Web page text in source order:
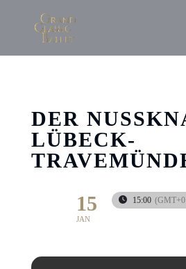
DER
LÜBECK-
15
JAN
15:00